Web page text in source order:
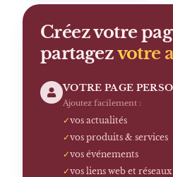
Créez votre
partagezvotre
VOTRE PAGE
Ajoutez facilement :
✓vos actualités
✓vos produits & services
✓vos événements
✓vos liens web et